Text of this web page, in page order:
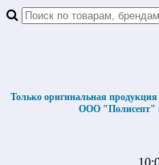
Только оригинальная
ООО "Полисепт"